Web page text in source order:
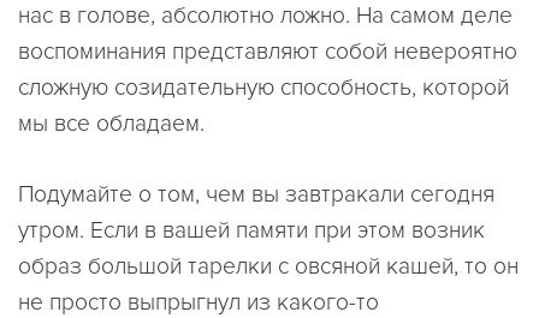
нас в голове, абсолютно ложно. На самом деле
воспоминания представляют собой невероятно
сложную созидательную способность, которой
мы все обладаем.
Подумайте о том, чем вы завтракали сегодня
утром. Если в вашей памяти при этом возник
образ большой тарелки с овсяной кашей, то он
не просто выпрыгнул из какого-то